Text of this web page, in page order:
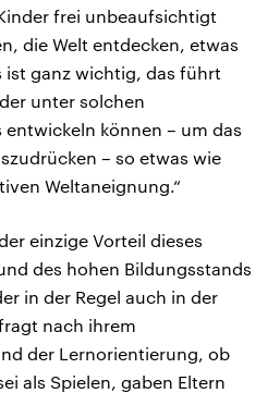
frei unbeaufsichtigt
die Welt entdecken, etwas
ist ganz wichtig, das führt
unter solchen
können – um das
– so etwas wie
Weltaneignung.“
einzige Vorteil dieses
des hohen Bildungsstands
in der Regel auch in der
nach ihrem
der Lernorientierung, ob
als Spielen, gaben Eltern